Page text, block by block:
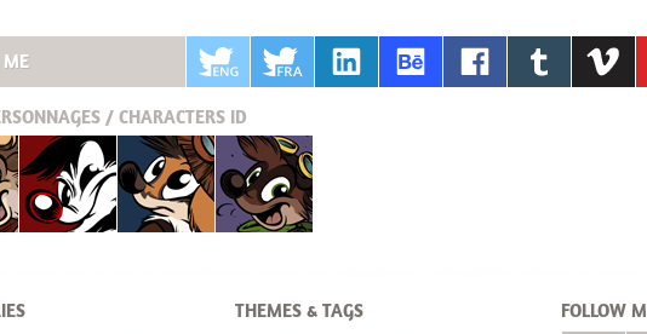
ME
/ CHARACTERS ID
Pistash Pucky Krabouille
THEMES & TAGS FOLLOW